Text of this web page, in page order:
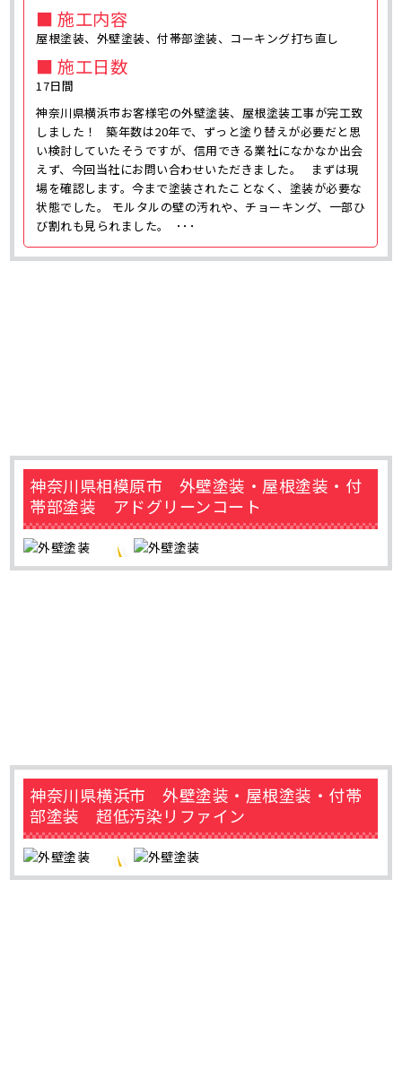
■ 施工内容
屋根塗装、外壁塗装、付帯部塗装、コーキング打ち直し
■ 施工日数
17日間
神奈川県横浜市お客様宅の外壁塗装、屋根塗装工事が完工致
しました！ 築年数は20年で、ずっと塗り替えが必要だと思
い検討していたそうですが、信用できる業社になかなか出会
えず、今回当社にお問い合わせいただきました。 まずは現
場を確認します。今まで塗装されたことなく、塗装が必要な
状態でした。 モルタルの壁の汚れや、チョーキング、一部ひ
び割れも見られました。 ･･･
神奈川県相模原市 外壁塗装・屋根塗装・付
帯部塗装 アドグリーンコート
神奈川県横浜市 外壁塗装・屋根塗装・付帯
部塗装 超低汚染リファイン